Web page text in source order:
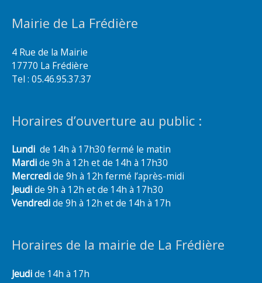
Mairie de La Frédière
4 Rue de la Mairie
17770 La Frédière
Tel : 05.46.95.37.37
Horaires d’ouverture au public :
Lundi de 14h à 17h30 fermé le matin
Mardide 9h à 12h et de 14h à 17h30
Mercredide 9h à 12h fermé l’après-midi
Jeudide 9h à 12h et de 14h à 17h30
Vendredide 9h à 12h et de 14h à 17h
Horaires de la mairie de La Frédière
Jeudide 14h à 17h